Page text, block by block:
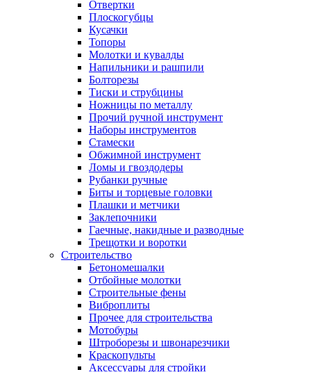
Отвертки
Плоскогубцы
Кусачки
Топоры
Молотки и кувалды
Напильники и рашпили
Болторезы
Тиски и струбцины
Ножницы по металлу
Прочий ручной инструмент
Наборы инструментов
Стамески
Обжимной инструмент
Ломы и гвоздодеры
Рубанки ручные
Биты и торцевые головки
Плашки и метчики
Заклепочники
Гаечные, накидные и разводные
Трещотки и воротки
Строительство
Бетономешалки
Отбойные молотки
Строительные фены
Виброплиты
Прочее для строительства
Мотобуры
Штроборезы и швонарезчики
Краскопульты
Аксессуары для стройки